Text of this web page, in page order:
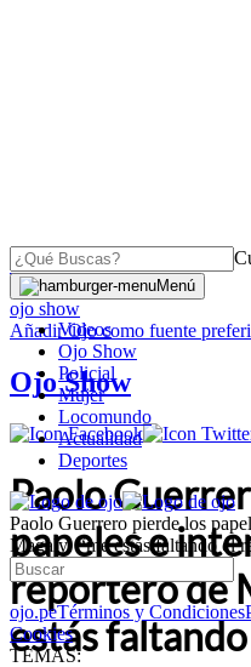
Menú
Videos
Ojo Show
Policial
Mujer
Locomundo
Actualidad
Deportes
Paolo Guerrero pierde los
Magaly: “me estás faltando el
ojo.peTérminos y Condiciones
Cookies
TEMAS:
OJO
ojo show
AñadirOjocomo fuente
Ojo Show
Paolo
papeles e
reportero de
estás